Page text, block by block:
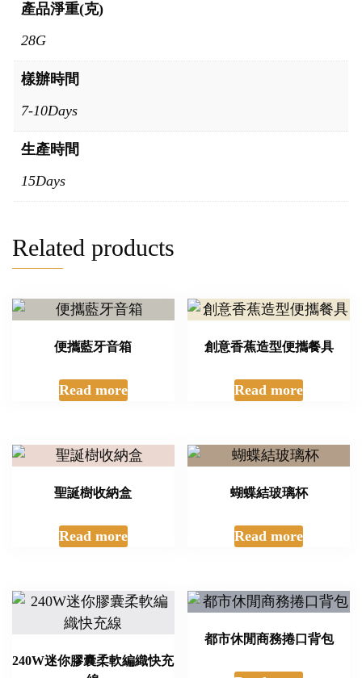
產品淨重(克)
28G
樣辦時間
7-10Days
生產時間
15Days
Related products
便攜藍牙音箱
Read more
創意香蕉造型便攜餐具
Read more
聖誕樹收納盒
Read more
蝴蝶結玻璃杯
Read more
240W迷你膠囊柔軟編織快充
都市休閒商務捲口背包